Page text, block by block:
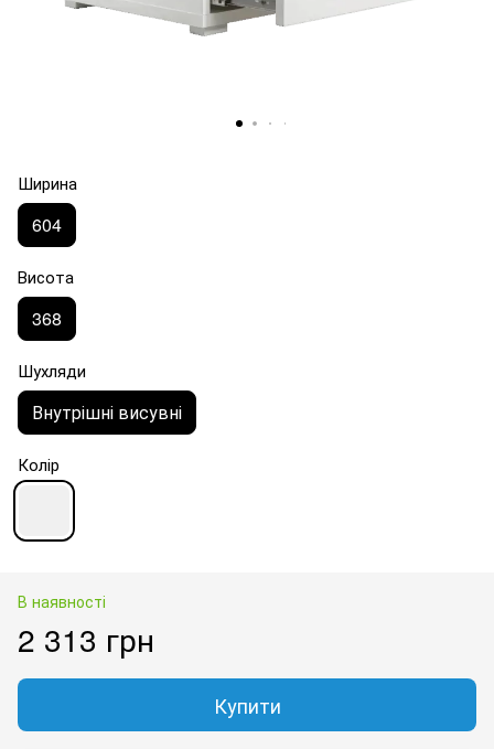
Ширина
604
Висота
368
Шухляди
Внутрішні висувні
Колір
В наявності
2 313 грн
Купити